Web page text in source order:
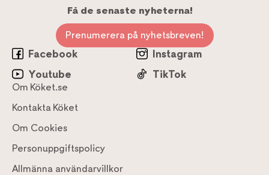
Få de senaste nyheterna!
Prenumerera på nyhetsbreven!
Facebook
Instagram
Youtube
TikTok
Om Köket.se
Kontakta Köket
Om Cookies
Personuppgiftspolicy
Allmänna användarvillkor